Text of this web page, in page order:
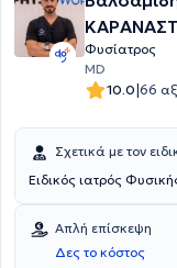
Φυσίατρος
MD
10.0|66
Σχετικά με τον
Ειδικός ιατρός
Απλή επίσκεψη
Δες το κόστος